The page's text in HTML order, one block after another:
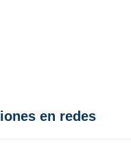
en redes